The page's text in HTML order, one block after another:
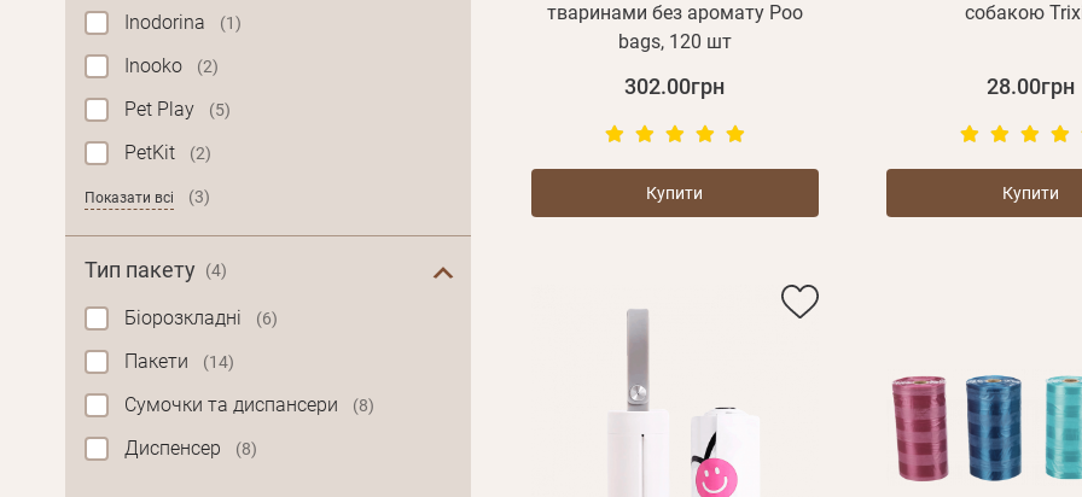
Inodorina (1)
Inooko (2)
Pet Play (5)
PetKit (2)
Показати всі (3)
Тип пакету (4)
Біорозкладні (6)
Пакети (14)
Сумочки та диспансери (8)
Диспенсер (8)
тваринами без аромату Poo
bags, 120 шт
302.00грн
Купити
собакою
28.00грн
Купити